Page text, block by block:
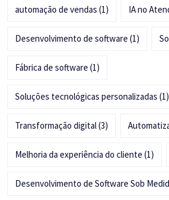
automação de vendas (1) IA no
Desenvolvimento de software (1)
Fábrica de software (1)
Soluções tecnológicas personalizadas (1)
Transformação digital(3)
Melhoria da experiência do cliente (1)
Desenvolvimento de Software Sob